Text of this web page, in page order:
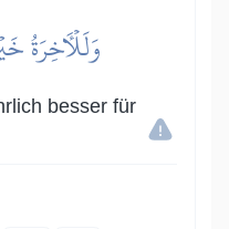
وَلَلۡأٓخِرَةُ
besser für